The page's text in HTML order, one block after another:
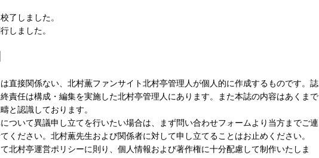
了しました。
しました。
直接関係ない、北村薫ファンサイト北村亭管理人が個人的に作成するものです。誌
責任は構成・編集を実施した北村亭管理人にあります。また本誌の内容はあくまで
と認識しております。
ついて異議申し立てを行いたい場合は、まず問い合わせフォームより当方までご連
ください。北村薫先生および関係者に対して申し立てることはお止めください。
北村亭運営ポリシーに則り、個人情報および著作権に十分配慮して制作いたしま